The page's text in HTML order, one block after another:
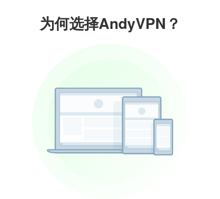
为何选择AndyVPN？